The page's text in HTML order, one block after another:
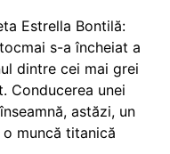
Estrella Bontilă:
s-a încheiat a
dintre cei mai grei
Conducerea unei
astăzi, un
muncă titanică